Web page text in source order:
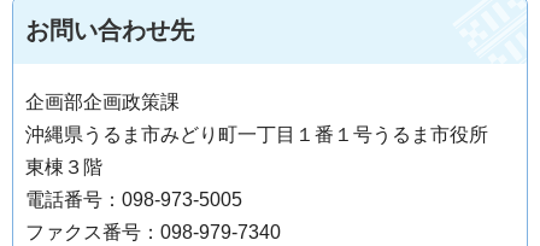
お問い合わせ先
企画部企画政策課
沖縄県うるま市みどり町一丁目１番１号うるま市役所
東棟３階
電話番号：098-973-5005
ファクス番号：098-979-7340